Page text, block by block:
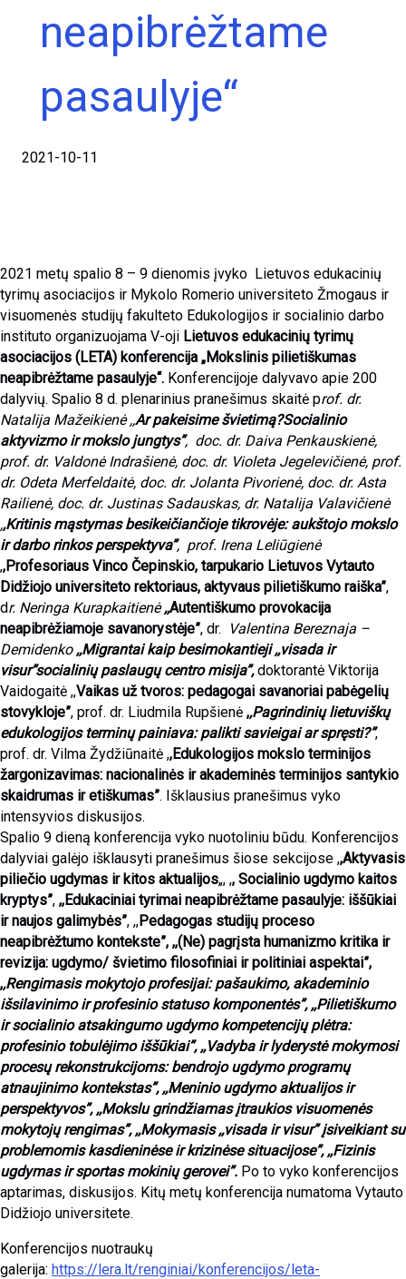
neapibrėžtame
pasaulyje“
2021-10-11
2021 metų spalio 8 – 9 dienomis įvyko Lietuvos edukacinių
tyrimų asociacijos ir Mykolo Romerio universiteto Žmogaus ir
visuomenės studijų fakulteto Edukologijos ir socialinio darbo
instituto organizuojama V-oji Lietuvos edukacinių tyrimų
asociacijos (LETA) konferencija „Mokslinis pilietiškumas
neapibrėžtame pasaulyje“. Konferencijoje dalyvavo apie 200
dalyvių. Spalio 8 d. plenarinius pranešimus skaitė prof. dr.
Natalija Mažeikienė ,,Ar pakeisime švietimą?Socialinio
aktyvizmo ir mokslo jungtys”, doc. dr. Daiva Penkauskienė,
prof. dr. Valdonė Indrašienė, doc. dr. Violeta Jegelevičienė, prof.
dr. Odeta Merfeldaitė, doc. dr. Jolanta Pivorienė, doc. dr. Asta
Railienė, doc. dr. Justinas Sadauskas, dr. Natalija Valavičienė
,,Kritinis mąstymas besikeičiančioje tikrovėje: aukštojo mokslo
ir darbo rinkos perspektyva”, prof. Irena Leliūgienė
,,Profesoriaus Vinco Čepinskio, tarpukario Lietuvos Vytauto
Didžiojo universiteto rektoriaus, aktyvaus pilietiškumo raiška”,
dr. Neringa Kurapkaitienė,,Autentiškumo provokacija
neapibrėžiamoje savanorystėje”, dr.
Valentina Bereznaja –
Demidenko ,,Migrantai kaip besimokantieji ,,visada ir
visur”socialinių paslaugų centro misija”,doktorantė Viktorija
Vaidogaitė ,,Vaikas už tvoros: pedagogai savanoriai pabėgelių
stovykloje”, prof. dr. Liudmila Rupšienė ,,Pagrindinių lietuviškų
edukologijos terminų painiava: palikti savieigai ar spręsti?”,
prof. dr. Vilma Žydžiūnaitė ,,Edukologijos mokslo terminijos
žargonizavimas: nacionalinės ir akademinės terminijos santykio
skaidrumas ir etiškumas”. Išklausius pranešimus vyko
intensyvios diskusijos.
Spalio 9 dieną konferencija vyko nuotoliniu būdu. Konferencijos
dalyviai galėjo išklausyti pranešimus šiose sekcijose ,,Aktyvasis
piliečio ugdymas ir kitos aktualijos„, ,, Socialinio ugdymo kaitos
kryptys”, ,,Edukaciniai tyrimai neapibrėžtame pasaulyje: iššūkiai
ir naujos galimybės”, ,,Pedagogas studijų proceso
neapibrėžtumo kontekste”, ,,(Ne) pagrįsta humanizmo kritika ir
revizija: ugdymo/ švietimo filosofiniai ir politiniai aspektai”,
,,Rengimasis mokytojo profesijai: pašaukimo, akademinio
išsilavinimo ir profesinio statuso komponentės”, ,,Pilietiškumo
ir socialinio atsakingumo ugdymo kompetencijų plėtra:
profesinio tobulėjimo iššūkiai”, ,,Vadyba ir lyderystė mokymosi
procesų rekonstrukcijoms: bendrojo ugdymo programų
atnaujinimo kontekstas”, ,,Meninio ugdymo aktualijos ir
perspektyvos”, ,,Mokslu grindžiamas įtraukios visuomenės
mokytojų rengimas”, ,,Mokymasis ,,visada ir visur” įsiveikiant su
problemomis kasdieninėse ir krizinėse situacijose”, ,,Fizinis
ugdymas ir sportas mokinių gerovei”. Po to vyko konferencijos
aptarimas, diskusijos. Kitų metų konferencija numatoma Vytauto
Didžiojo universitete.
Konferencijos nuotraukų
galerija: https://lera.lt/renginiai/konferencijos/leta-